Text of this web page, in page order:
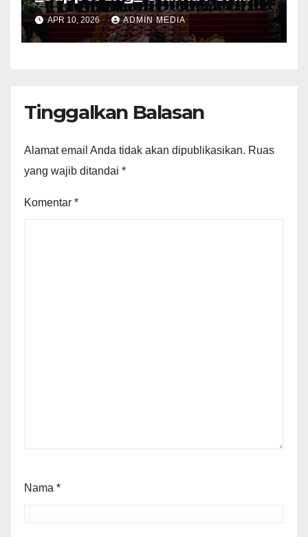
Pelabuhan Palembang Baru
Tanjung Carat
APR 10, 2026 ADMIN MEDIA
Tinggalkan Balasan
Alamat email Anda tidak akan dipublikasikan. Ruas
yang wajib ditandai *
Komentar *
Nama *